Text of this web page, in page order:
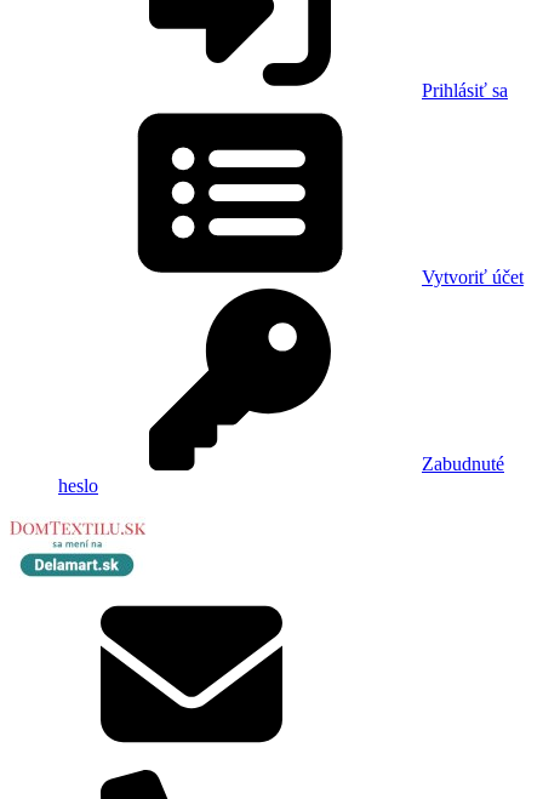
Prihlásiť sa
Vytvoriť účet
Zabudnuté
heslo